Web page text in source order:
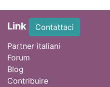
Link
Contattaci
Partner italiani
Forum
Blog
Contribuire